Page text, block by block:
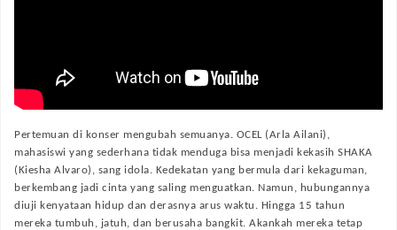
Pertemuan di konser mengubah semuanya. OCEL (Arla Ailani),
mahasiswi yang sederhana tidak menduga bisa menjadi kekasih SHAKA
(Kiesha Alvaro), sang idola. Kedekatan yang bermula dari kekaguman,
berkembang jadi cinta yang saling menguatkan. Namun, hubungannya
diuji kenyataan hidup dan derasnya arus waktu. Hingga 15 tahun
mereka tumbuh, jatuh, dan berusaha bangkit. Akankah mereka tetap